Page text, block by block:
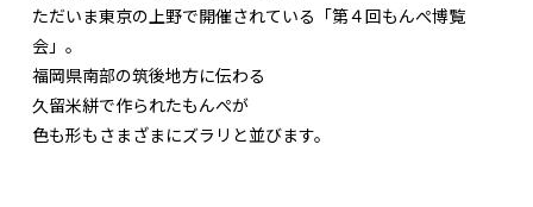
ただいま東京の上野で開催されている「第４回もんぺ博覧
会」。
福岡県南部の筑後地方に伝わる
久留米絣で作られたもんぺが
色も形もさまざまにズラリと並びます。